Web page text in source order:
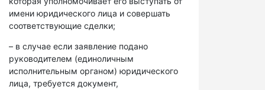
имени юридического лица и совершать
соответствующие сделки;
– в случае если заявление подано
руководителем (единоличным
исполнительным органом) юридического
лица, требуется документ,